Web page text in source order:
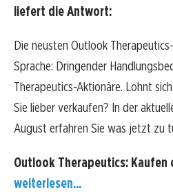
liefert die Antwort:
Die neusten Outlook
Sprache: Dringender
Therapeutics-Aktionäre. Lohnt
Sie lieber verkaufen? In der
August erfahren Sie was jetzt zu
Outlook Therapeutics: Kaufen
weiterlesen...